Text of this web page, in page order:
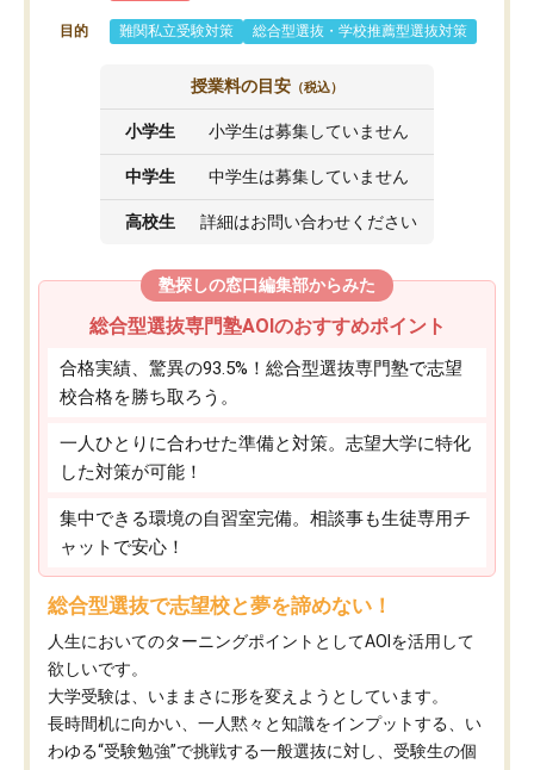
目的 難関私立受験対策 総合型選抜・学校推薦型選抜対策
授業料の目安 （税込）
小学生 小学生は募集していません
中学生 中学生は募集していません
高校生 詳細はお問い合わせください
塾探しの窓口編集部からみた
総合型選抜専門塾AOIのおすすめポイント
合格実績、驚異の93.5%！総合型選抜専門塾で志望
校合格を勝ち取ろう。
一人ひとりに合わせた準備と対策。志望大学に特化
した対策が可能！
集中できる環境の自習室完備。相談事も生徒専用チ
ャットで安心！
総合型選抜で志望校と夢を諦めない！
人生においてのターニングポイントとしてAOIを活用して
欲しいです。
大学受験は、いままさに形を変えようとしています。
長時間机に向かい、一人黙々と知識をインプットする、い
わゆる“受験勉強”で挑戦する一般選抜に対し、受験生の個